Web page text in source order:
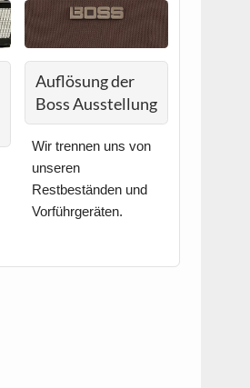
Auflösung der
Boss Ausstellung
Wir trennen uns von
unseren
Restbeständen und
Vorführgeräten.